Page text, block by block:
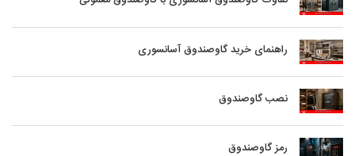
راهنمای خرید گاوصندوق آسانسوری
نصب گاوصندوق
رمز گاوصندوق